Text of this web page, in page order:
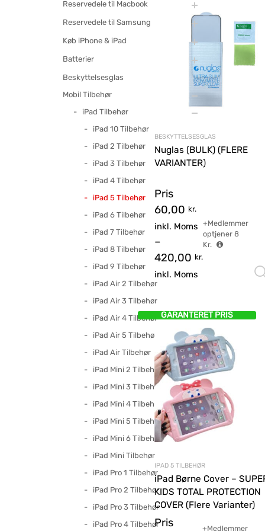
BESKYTTELSESGLAS
Nuglas (BULK) (FLERE
VARIANTER)
Pris
60,00 kr.
inkl. Moms
–
420,00 kr.
inkl. Moms
+Medlemmer
optjener 8
Kr.
GARANTERET PRIS
IPAD 5 TILBEHØR
iPad Børne Cover –
KIDS TOTAL PROTECTION
COVER (Flere Varianter)
Pris +Medlemmer
Reservedele til Macbook
Reservedele til Samsung
Køb iPhone & iPad
Batterier
Beskyttelsesglas
Mobil Tilbehør
iPad Tilbehør
iPad 10 Tilbehør
iPad 2 Tilbehør
iPad 3 Tilbehør
iPad 4 Tilbehør
iPad 5 Tilbehør
iPad 6 Tilbehør
iPad 7 Tilbehør
iPad 8 Tilbehør
iPad 9 Tilbehør
iPad Air 2 Tilbehør
iPad Air 3 Tilbehør
iPad Air 4 Tilbehør
iPad Air 5 Tilbehør
iPad Air Tilbehør
iPad Mini 2 Tilbehør
iPad Mini 3 Tilbehør
iPad Mini 4 Tilbehør
iPad Mini 5 Tilbehør
iPad Mini 6 Tilbehør
iPad Mini Tilbehør
iPad Pro 1 Tilbehør
iPad Pro 2 Tilbehør
iPad Pro 3 Tilbehør
iPad Pro 4 Tilbehør